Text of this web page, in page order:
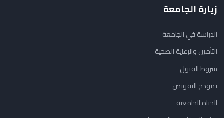
زيارة الجامعة
الدراسة في الجامعة
التأمين والرعاية الصحية
شروط القبول
نموذج التفويض
الحياة الجامعية